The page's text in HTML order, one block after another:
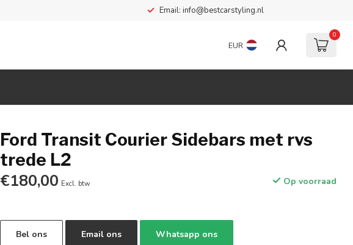
Email: info@bestcarstyling.nl
EUR
0
Ford Transit Courier Sidebars met rvs
trede L2
€180,00 Excl. btw Op voorraad
Bel ons Email ons Whatsapp ons